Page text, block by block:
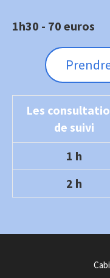
1h30 - 70 euros
Les
de suivi
1 h
2 h